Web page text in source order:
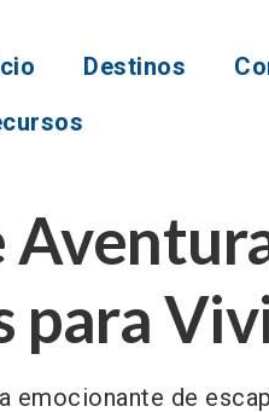
Destinos
para
emocionante de